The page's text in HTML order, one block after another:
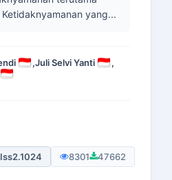
yang...
,Juli Selvi Yanti
,
8301 47662